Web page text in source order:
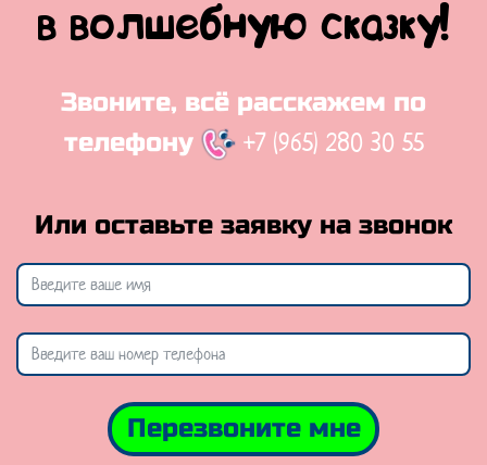
в волшебную сказку!
Звоните, всё расскажем по
телефону
+7 (965) 280 30 55
Или оставьте заявку на звонок
Перезвоните мне